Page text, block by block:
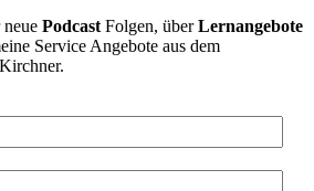
Podcast Folgen, überLernangebote
Service Angebote aus dem